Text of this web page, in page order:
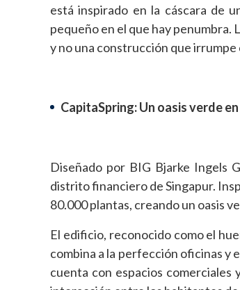
está inspirado en la cáscara de
pequeño en el que hay penumbra.
y no una construcción que irrumpe
CapitaSpring: Un oasis verde
Diseñado por BIG Bjarke Ingels
distrito financiero de Singapur.
80.000 plantas, creando un oasis
El edificio, reconocido como el
combina a la perfección oficinas y
cuenta con espacios comerciales